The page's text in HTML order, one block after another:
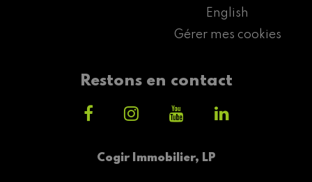
Cogir Immobilier, LP
English
Gérer mes cookies
Restons en contact